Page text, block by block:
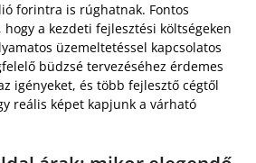
forintra is rúghatnak. Fontos
a kezdeti fejlesztési költségeken
üzemeltetéssel kapcsolatos
büdzsé tervezéséhez érdemes
igényeket, és több fejlesztő cégtől
reális képet kapjunk a várható